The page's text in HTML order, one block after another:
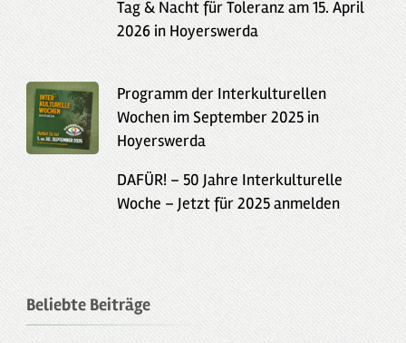
Tag & Nacht für Toleranz am 15. April
2026 in Hoyerswerda
Programm der Interkulturellen
Wochen im September 2025 in
Hoyerswerda
DAFÜR! – 50 Jahre Interkulturelle
Woche – Jetzt für 2025 anmelden
Beliebte Beiträge